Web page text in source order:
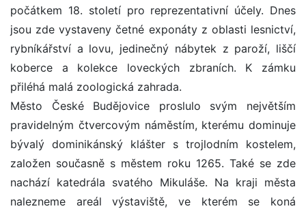
počátkem 18. století pro reprezentativní účely. Dnes
jsou zde vystaveny četné exponáty z oblasti lesnictví,
rybníkářství a lovu, jedinečný nábytek z paroží, liščí
koberce a kolekce loveckých zbraních. K zámku
přiléhá malá zoologická zahrada.
Město České Budějovice proslulo svým největším
pravidelným čtvercovým náměstím, kterému dominuje
bývalý dominikánský klášter s trojlodním kostelem,
založen současně s městem roku 1265. Také se zde
nachází katedrála svatého Mikuláše. Na kraji města
nalezneme areál výstaviště, ve kterém se koná